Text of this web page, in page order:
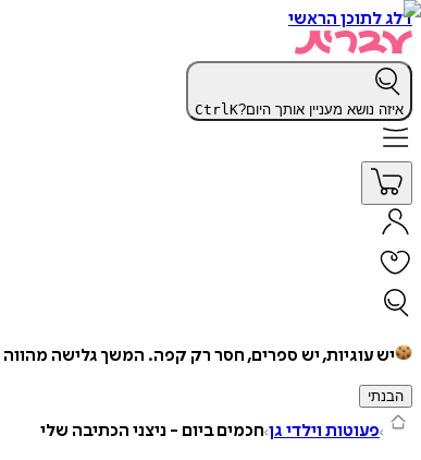
דלג לתוכן הראשי
איזה נושא מעניין אותך היום? CtrlK
יש עוגיות, יש ספרים, חסר רק קפה. המשך גלישה מהווה
הבנתי
פעוטות וילדי גן חכמים ביום - ניצני הכתיבה שלי